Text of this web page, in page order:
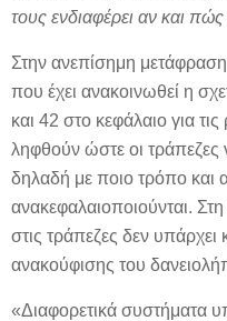
τους ενδιαφέρει αν και
Στην ανεπίσημη
που έχει ανακοινωθεί η
και 42 στο κεφάλαιο για
ληφθούν ώστε οι
δηλαδή με ποιο τρόπο και
ανακεφαλαιοποιούνται.
στις τράπεζες δεν υπάρχει
ανακούφισης του
«Διαφορετικά συστήματα